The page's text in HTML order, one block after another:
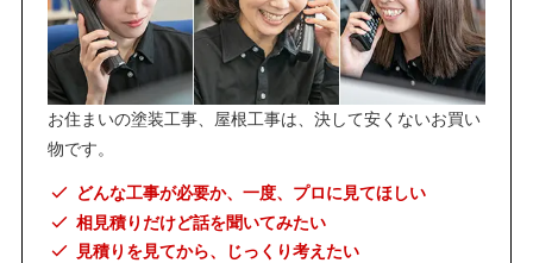
お住まいの塗装工事、屋根工事は、決して安くないお買い
物です。
どんな工事が必要か、一度、プロに見てほしい
相見積りだけど話を聞いてみたい
見積りを見てから、じっくり考えたい